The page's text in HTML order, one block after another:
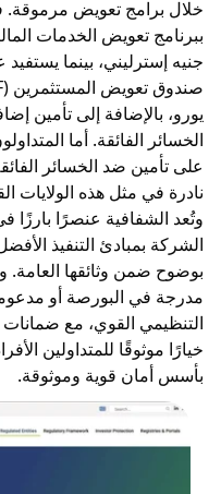
إلى تأمين إضافي بقيمة
أما المتداولون عبر
ضد الخسائر الفائقة يصل إلى
هذه الولايات القضائية.
التنفيذ الأفضل، وتفصح
وثائقها العامة. وعلى
البورصةأو مدعومة من بنك
مع ضمانات التأمين،
للمتداولين الأفراد الذين
قوية وموثوقة.